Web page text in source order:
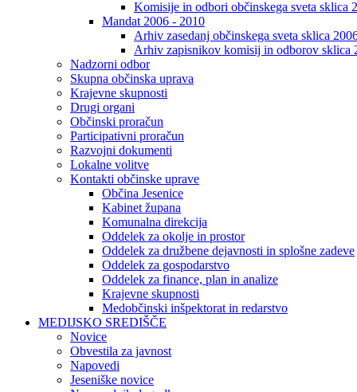
Komisije in odbori občinskega sveta sklica
Mandat 2006 - 2010
Arhiv zasedanj občinskega sveta sklica
Arhiv zapisnikov komisij in odborov sklica
Nadzorni odbor
Skupna občinska uprava
Krajevne skupnosti
Drugi organi
Občinski proračun
Participativni proračun
Razvojni dokumenti
Lokalne volitve
Kontakti občinske uprave
Občina Jesenice
Kabinet župana
Komunalna direkcija
Oddelek za okolje in prostor
Oddelek za družbene dejavnosti in splošne zadeve
Oddelek za gospodarstvo
Oddelek za finance, plan in analize
Krajevne skupnosti
Medobčinski inšpektorat in redarstvo
MEDIJSKO SREDIŠČE
Novice
Obvestila za javnost
Napovedi
Jeseniške novice